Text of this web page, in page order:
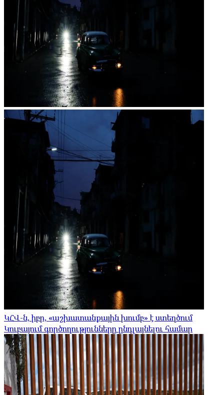
ԿՀՎ-ն, իբր, «աշխատանքային խումբ» է ստեղծում
Կուբայում գործողությունները ընդլայնելու համար